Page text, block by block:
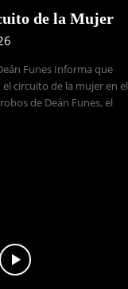
de la Mujer
Funes Informa que
circuito de la mujer en el
de Deán Funes, el